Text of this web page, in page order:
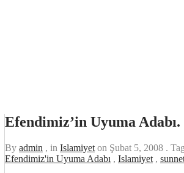
Efendimiz’in Uyuma Adabı.
By admin , in Islamiyet on Şubat 5, 2008 .
Efendimiz'in Uyuma Adabı , Islamiyet ,